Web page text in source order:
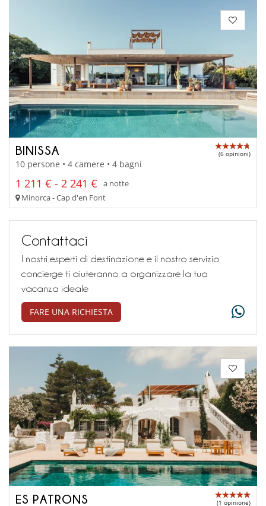
BINISSA (6 opinioni)
10 persone • 4 camere • 4 bagni
1 211 € - 2 241 €
a notte
Minorca - Cap d'en Font
Contattaci
I nostri esperti di destinazione e il nostro servizio
concierge ti aiuteranno a organizzare la tua
vacanza ideale
FARE UNA RICHIESTA
ES PATRONS (1 opinione)